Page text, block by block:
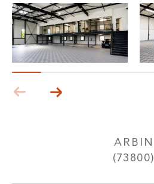
ARBIN
(73800)